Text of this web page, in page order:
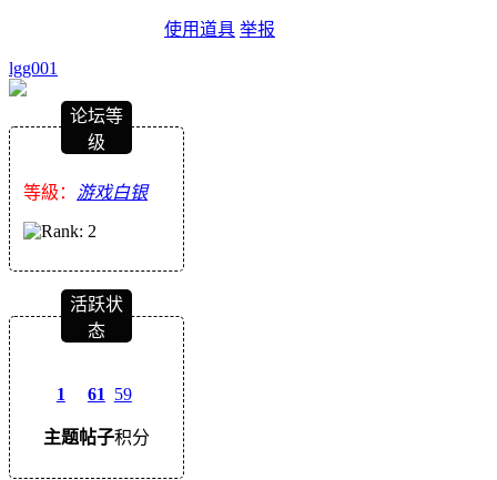
使用道具 举报
lgg001
论坛等
级
等級： 游戏白银
活跃状
态
1
主题
61
帖子
59
积分